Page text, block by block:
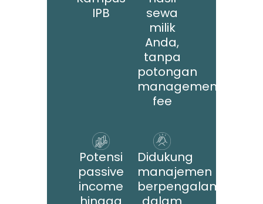
IPB
sewa
milik
Anda,
tanpa
potongan
management
fee
Potensi
passive
income
Didukung
manajemen
berpengalaman